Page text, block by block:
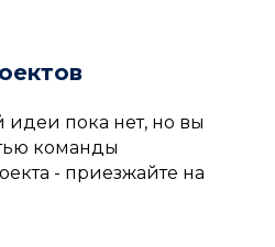
идеи пока нет, но вы
команды
- приезжайте на